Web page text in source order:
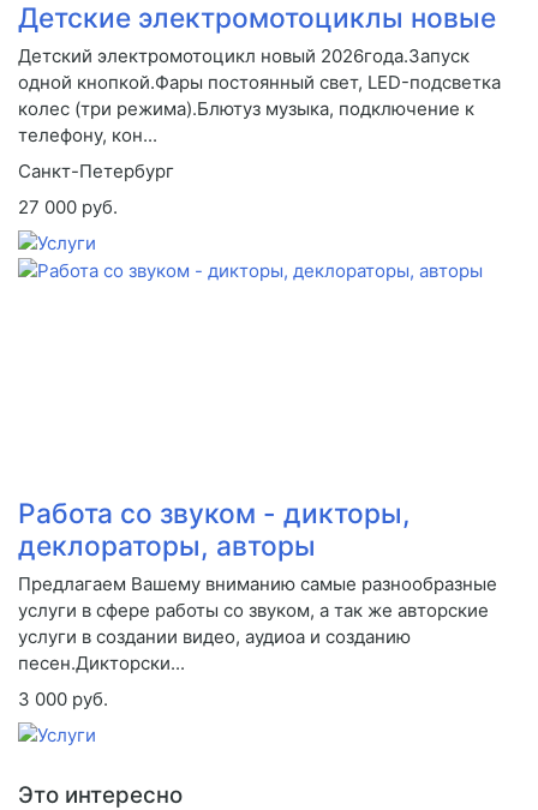
Детские электромотоциклы новые
Детский электромотоцикл новый 2026года.Запуск
одной кнопкой.Фары постоянный свет, LED-подсветка
колес (три режима).Блютуз музыка, подключение к
телефону, кон...
Санкт-Петербург
27 000 руб.
Работа со звуком - дикторы,
деклораторы, авторы
Предлагаем Вашему вниманию самые разнообразные
услуги в сфере работы со звуком, а так же авторские
услуги в создании видео, аудиоа и созданию
песен.Дикторски...
3 000 руб.
Это интересно